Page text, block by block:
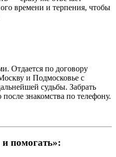
времени и терпения, чтобы
Отдается по договору
и Подмосковье с
судьбы. Забрать
знакомства по телефону.
помогать»: